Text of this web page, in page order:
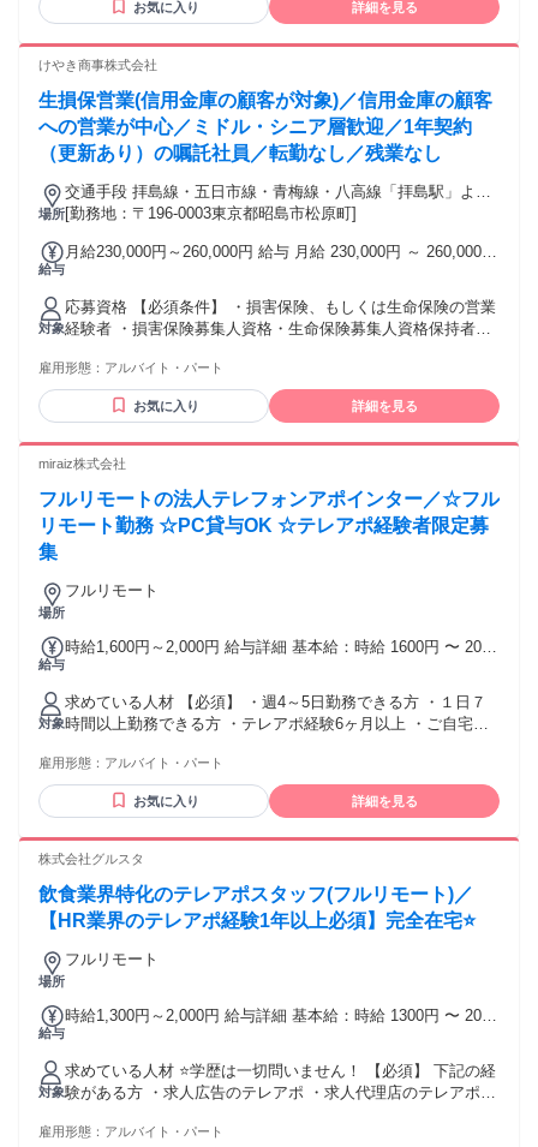
が好きな方 ・ドラッグストアやスーパーで 働いた経験を活か
品陳列が好きな方 ・コツコツ作業が得意な方 直行直帰の働き
られるお仕事です。 学歴 学歴不問
お気に入り 詳細を見る
けやき商事株式会社
生損保営業(信用金庫の顧客が対象)／信用金庫の顧客
への営業が中心／ミドル・シニア層歓迎／1年契約
（更新あり）の嘱託社員／転勤なし／残業なし
場所
交通手段 拝島線・五日市線・青梅線・八高線「拝島駅」より
徒歩1分
[勤務地：〒196-0003東京都昭島市松原町]
給与
月給230,000円～260,000円 給与 月給 230,000円 ～ 260,000円
対象
応募資格 【必須条件】 ・損害保険、もしくは生命保険の営業
経験者 ・損害保険募集人資格・生命保険募集人資格保持者
の方 高校卒以上
雇用形態： アルバイト・パート
お気に入り 詳細を見る
miraiz株式会社
フルリモートの法人テレフォンアポインター／☆フル
リモート勤務 ☆PC貸与OK ☆テレアポ経験者限定募
集
場所
フルリモート
給与
時給1,600円～2,000円 給与詳細 基本給：時給 1600円 〜 2000
対象
求めている人材 【必須】 ・週4～5日勤務できる方 ・１日７
時間以上勤務できる方 ・テレアポ経験6ヶ月以上 ・ご自宅の
せが多いため 良好なWi-Fi環境が必要です。） 性別の条件と
理由：女性歓迎（ポジティブアクション）
雇用形態： アルバイト・パート
お気に入り 詳細を見る
株式会社グルスタ
飲食業界特化のテレアポスタッフ(フルリモート)／
【HR業界のテレアポ経験1年以上必須】完全在宅⭐
場所
フルリモート
給与
時給1,300円～2,000円 給与詳細 基本給：時給 1300円 〜 2000
応じて時給が変動） 「フルタイムじゃなくても、しっかり安
定収入！」 「頑張りに応じて時給もぐんぐんUP！」
対象
求めている人材 ⭐学歴は一切問いません！ 【必須】 下記の経
験がある方 ・求人広告のテレアポ ・求人代理店のテレアポ
派遣のテレアポ ・採用代行会社でのテレアポ ・研修／人材育
雇用形態： アルバイト・パート